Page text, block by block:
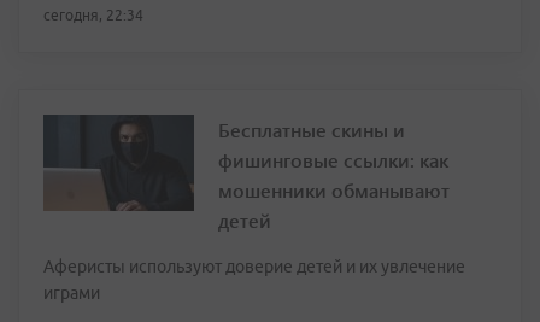
сегодня, 22:34
Бесплатные скины и
фишинговые ссылки: как
мошенники обманывают
детей
Аферисты используют доверие детей и их увлечение
играми